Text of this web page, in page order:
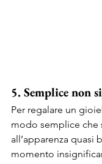
5. Semplice non
Per regalare un
modo semplice che
all’apparenza quasi
momento